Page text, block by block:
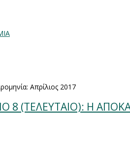
Απρίλιος 2017
8 (ΤΕΛΕΥΤΑΙΟ): Η